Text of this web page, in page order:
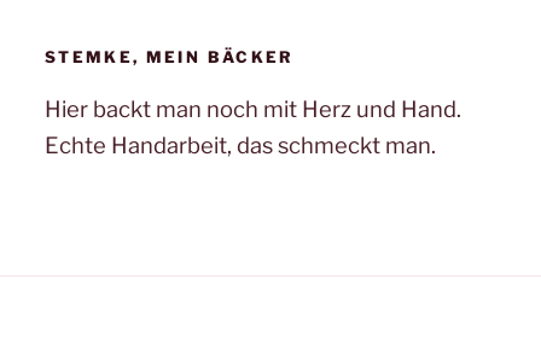
STEMKE, MEIN BÄCKER
Hier backt man noch mit Herz und Hand.
Echte Handarbeit, das schmeckt man.